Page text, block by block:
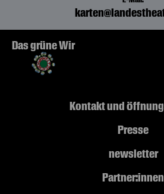
Das grüne Wir
Kontakt und
Presse
newsletter
Partner:innen